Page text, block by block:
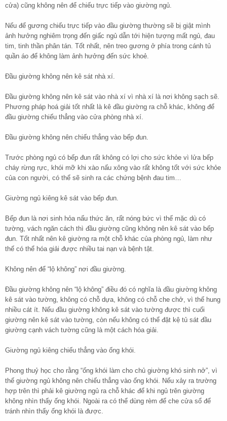
cửa) cũng không nên để chiếu trực tiếp vào giường ngủ.
Nếu để gương chiếu trực tiếp vào đầu giường thường sẽ bị giật mình
ảnh hưởng nghiêm trọng đến giấc ngủ dẫn tới hiện tượng mất ngủ, đau
tim, tinh thần phân tán. Tốt nhất, nên treo gương ở phía trong cánh tủ
quần áo để không làm ảnh hưởng đến sức khoẻ.
Đầu giường không nên kê sát nhà xí.
Đầu giường không nên kê sát vào nhà xí vì nhà xí là nơi không sạch sẽ.
Phương pháp hoá giải tốt nhất là kê đầu giường ra chỗ khác, không để
đầu giường chiếu thẳng vào cửa phòng nhà xí.
Đầu giường không nên chiếu thẳng vào bếp đun.
Trước phòng ngủ có bếp đun rất không có lợi cho sức khỏe vì lửa bếp
cháy rừng rực, khói mỡ khi xào nấu xông vào rất không tốt với sức khỏe
của con người, có thể sẽ sinh ra các chứng bệnh đau tim…
Giường ngủ kiêng kê sát vào bếp đun.
Bếp đun là nơi sinh hỏa nấu thức ăn, rất nóng bức vì thế mặc dù có
tường, vách ngăn cách thì đầu giường cũng không nên kê sát vào bếp
đun. Tốt nhất nên kê giường ra một chỗ khác của phòng ngủ, làm như
thế có thể hóa giải được nhiều tai nạn và bệnh tật.
Không nên để “lộ không” nơi đầu giường.
Đầu giường không nên “lộ không” điều đó có nghĩa là đầu giường không
kê sát vào tường, không có chỗ dựa, không có chỗ che chở, vì thế hung
nhiều cát ít. Nếu đầu giường không kê sát vào tường được thì cuối
giường nên kê sát vào tường, còn nếu không có thể đặt kệ tủ sát đầu
giường cạnh vách tường cũng là một cách hóa giải.
Giường ngủ kiêng chiếu thẳng vào ống khói.
Phong thuỷ học cho rằng “ống khói làm cho chủ giường khó sinh nở”, vì
thế giường ngủ không nên chiếu thẳng vào ống khói. Nếu xảy ra trường
hợp trên thì phải kê giường ngủ ra chỗ khác để khi ngủ trên giường
không nhìn thấy ống khói. Ngoài ra có thể dùng rèm để che cửa sổ để
tránh nhìn thấy ống khói là được.